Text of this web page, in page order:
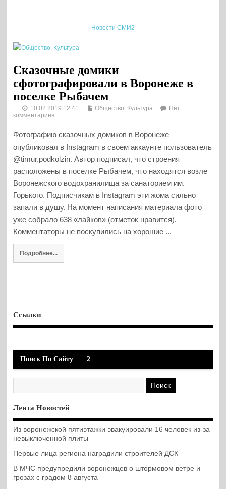
Новости СМИ2
Сказочные домики
сфотографировали в Воронеже в
поселке Рыбачем
10.02.2019 12:41 Общество. Культура
Нет
комментариев
Фотографию сказочных домиков в Воронеже
опубликовал в Instagram в своем аккаунте пользователь
@timur.podkolzin. Автор подписал, что строения
расположены в поселке Рыбачем, что находятся возле
Воронежского водохранилища за санаторием им.
Горького. Подписчикам в Instagram эти жома сильно
запали в душу. На момент написания материала фото
уже собрало 638 «лайков» (отметок нравится).
Комментаторы не поскупились на хорошие ...
Подробнее...
Ссылки
Поиск По Сайту 2
Лента Новостей
Из воронежской пятиэтажки эвакуировали 16 человек из-за
невыключенной плиты
Первые лица региона наградили строителей ДСК
В МЧС предупредили воронежцев о штормовом ветре и
грозах с градом 8 августа